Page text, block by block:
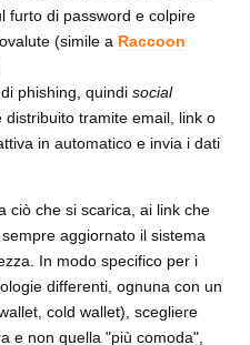
furto di password e colpire
(simile a Raccoon
phishing, quindi social
distribuito tramite email, link o
in automatico e invia i dati
ciò che si scarica, ai link che
aggiornato il sistema
In modo specifico per i
differenti, ognuna con un
cold wallet), scegliere
e non quella "più comoda",